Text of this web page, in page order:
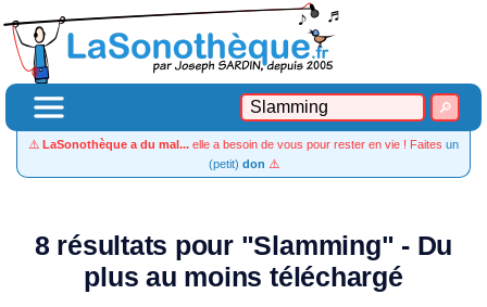
⚠️ LaSonothèque a du mal... elle a besoin de vous pour rester en vie ! Faites un
(petit) don ⚠️
8 résultats pour "Slamming" - Du
plus au moins téléchargé